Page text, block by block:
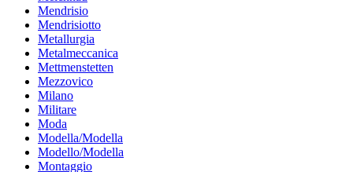
Mendrisio
Mendrisiotto
Metallurgia
Metalmeccanica
Mettmenstetten
Mezzovico
Milano
Militare
Moda
Modella/Modella
Modello/Modella
Montaggio